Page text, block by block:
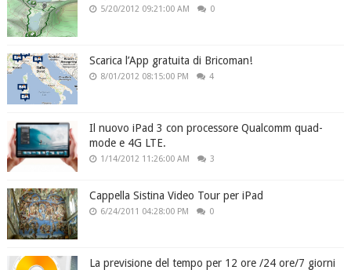
5/20/2012 09:21:00 AM 0
Scarica l’App gratuita di Bricoman!
8/01/2012 08:15:00 PM 4
Il nuovo iPad 3 con processore Qualcomm quad-
mode e 4G LTE.
1/14/2012 11:26:00 AM 3
Cappella Sistina Video Tour per iPad
6/24/2011 04:28:00 PM 0
La previsione del tempo per 12 ore /24 ore/7 giorni